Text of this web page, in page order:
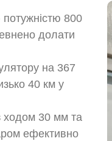
потужністю 800
долати
на 367
40 км у
ходом 30 мм та
ефективно